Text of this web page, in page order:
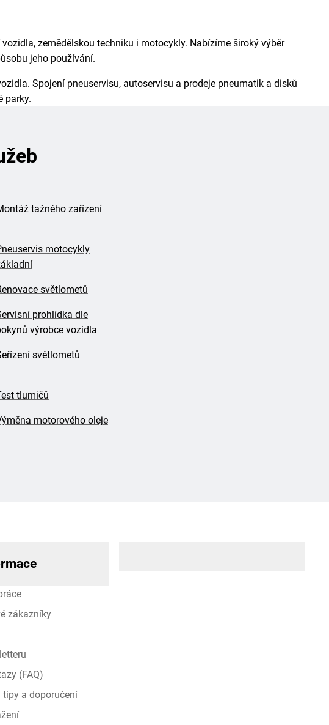
zemědělskou techniku i motocykly. Nabízíme široký výběr
jeho používání.
Spojení pneuservisu, autoservisu a prodeje pneumatik a disků
parky.
tažného zařízení
motocykly
světlometů
prohlídka dle
výrobce vozidla
světlometů
tlumičů
motorového oleje
zákazníky
(FAQ)
tipy a doporučení